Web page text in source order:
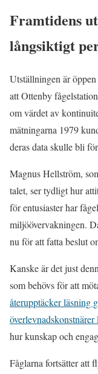
Framtidens
långsiktigt
Utställningen är
att Ottenby
om värdet av
mätningarna 1979
deras data skulle bli
Magnus Hellström,
talet, ser tydligt hur
för entusiaster har
miljöövervakningen.
nu för att fatta beslut
Kanske är det just
som behövs för att
återupptäcker läsning
hur kunskap och
Fåglarna fortsätter att